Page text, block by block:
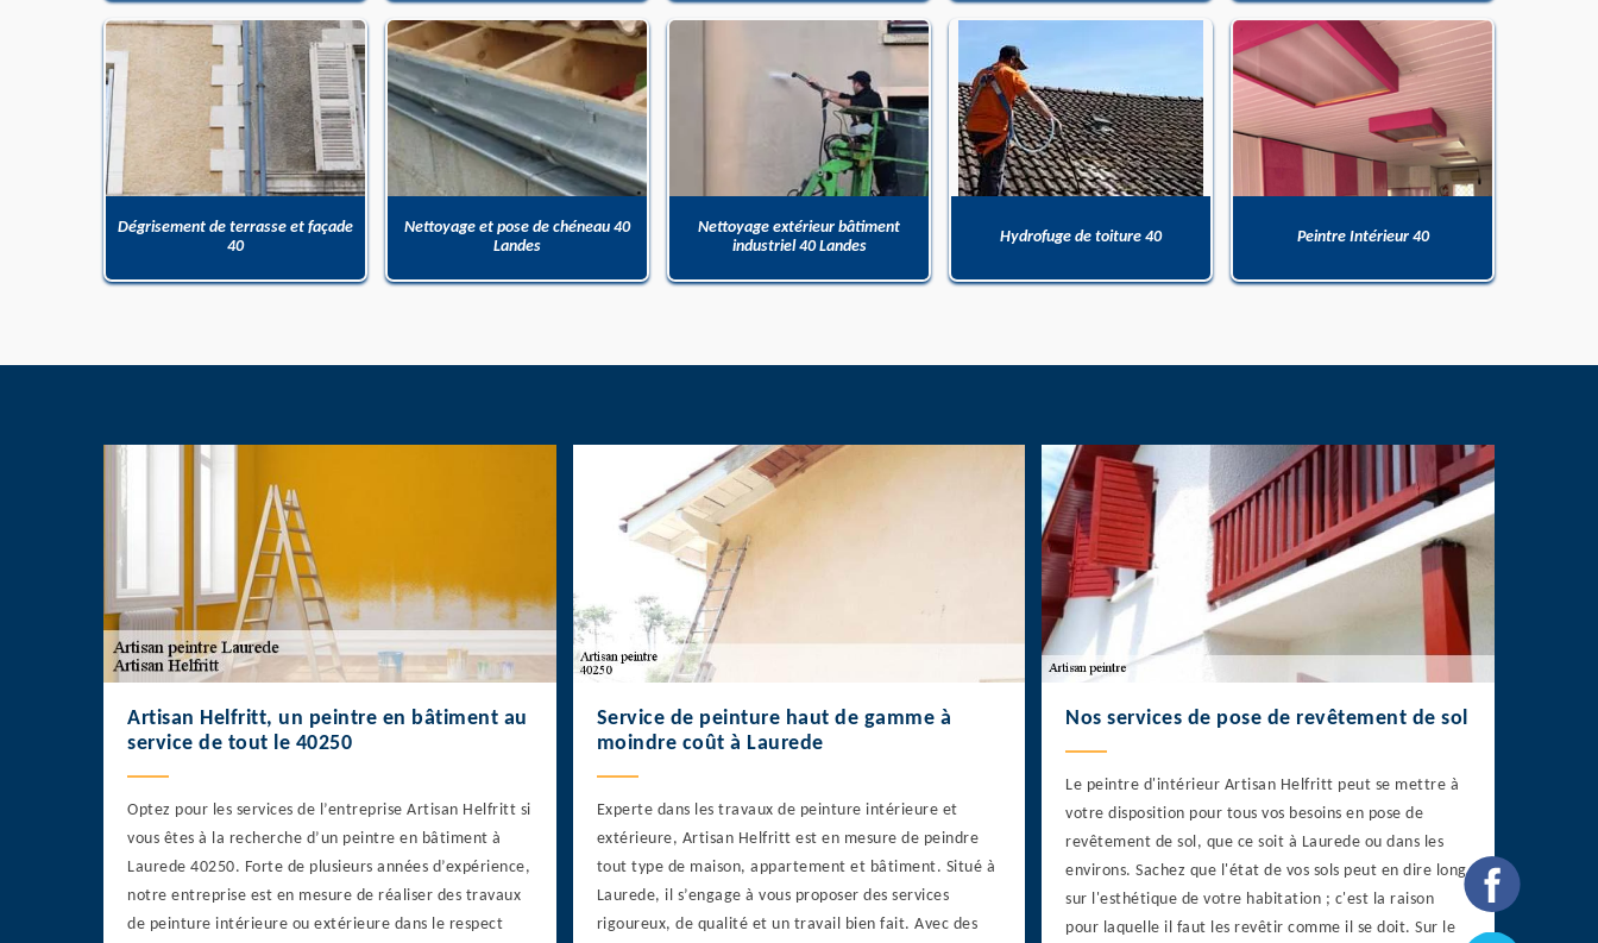
Dégrisement de terrasse et façade
40
Nettoyage et pose de chéneau 40
Landes
Nettoyage extérieur bâtiment
industriel 40 Landes
Hydrofuge de toiture 40 Peintre Intérieur 40
Artisan Helfritt, un peintre en bâtiment au
service de tout le 40250
Optez pour les services de l’entreprise Artisan Helfritt si
vous êtes à la recherche d’un peintre en bâtiment à
Laurede 40250. Forte de plusieurs années d’expérience,
notre entreprise est en mesure de réaliser des travaux
de peinture intérieure ou extérieure dans le respect
Service de peinture haut de gamme à
moindre coût à Laurede
Experte dans les travaux de peinture intérieure et
extérieure, Artisan Helfritt est en mesure de peindre
tout type de maison, appartement et bâtiment. Situé à
Laurede, il s’engage à vous proposer des services
rigoureux, de qualité et un travail bien fait. Avec des
Nos services de pose de revêtement de sol
Le peintre d'intérieur Artisan Helfritt peut se mettre à
votre disposition pour tous vos besoins en pose de
revêtement de sol, que ce soit à Laurede ou dans les
environs. Sachez que l'état de vos sols peut en dire long
sur l'esthétique de votre habitation ; c'est la raison
pour laquelle il faut les revêtir comme il se doit. Sur le